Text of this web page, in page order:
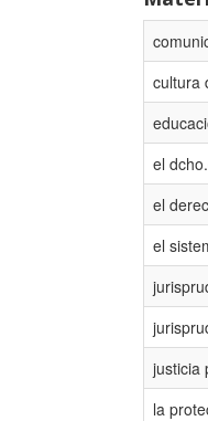
cultura
el
el
el
justicia
la